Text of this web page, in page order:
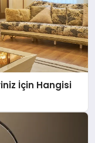
İçin Hangisi